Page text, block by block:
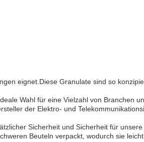
eignet.Diese Granulate sind so
Wahl für eine Vielzahl von Branchen
der Elektro- und
Sicherheit und Sicherheit für unsere
Beuteln verpackt, wodurch sie